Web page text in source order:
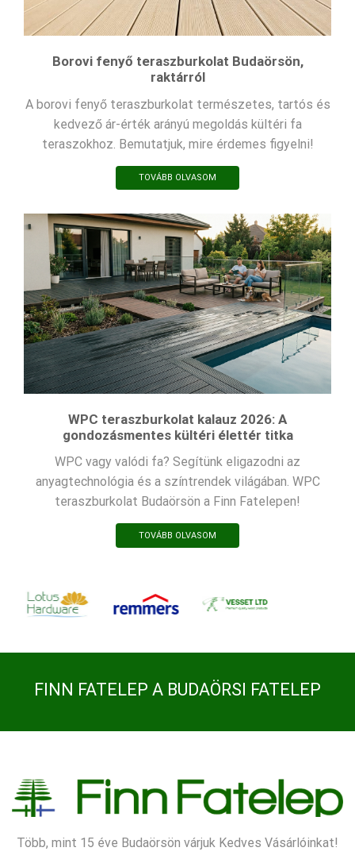
Borovi fenyő teraszburkolat Budaörsön,
raktárról
A borovi fenyő teraszburkolat természetes, tartós és
kedvező ár-érték arányú megoldás kültéri fa
teraszokhoz. Bemutatjuk, mire érdemes figyelni!
TOVÁBB OLVASOM
WPC teraszburkolat kalauz 2026: A
gondozásmentes kültéri élettér titka
WPC vagy valódi fa? Segítünk eligazodni az
anyagtechnológia és a színtrendek világában. WPC
teraszburkolat Budaörsön a Finn Fatelepen!
TOVÁBB OLVASOM
FINN FATELEP A BUDAÖRSI FATELEP
Több, mint 15 éve Budaörsön várjuk Kedves Vásárlóinkat!